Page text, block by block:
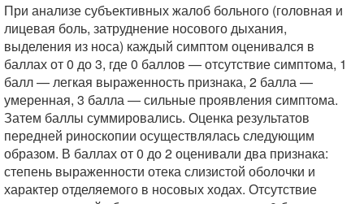
При анализе субъективных жалоб больного (головная и
лицевая боль, затруднение носового дыхания,
выделения из носа) каждый симптом оценивался в
баллах от 0 до 3, где 0 баллов — отсутствие симптома, 1
балл — легкая выраженность признака, 2 балла —
умеренная, 3 балла — сильные проявления симптома.
Затем баллы суммировались. Оценка результатов
передней риноскопии осуществлялась следующим
образом. В баллах от 0 до 2 оценивали два признака:
степень выраженности отека слизистой оболочки и
характер отделяемого в носовых ходах. Отсутствие